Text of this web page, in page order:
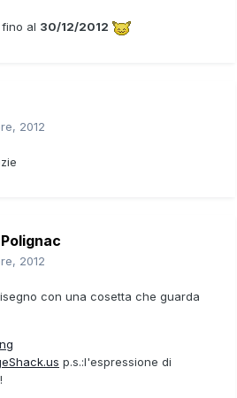
al 30/12/2012
2012
2012
con una cosetta che guarda
p.s.:l'espressione di